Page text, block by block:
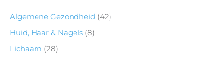
Algemene Gezondheid (42)
Huid, Haar & Nagels (8)
Lichaam (28)